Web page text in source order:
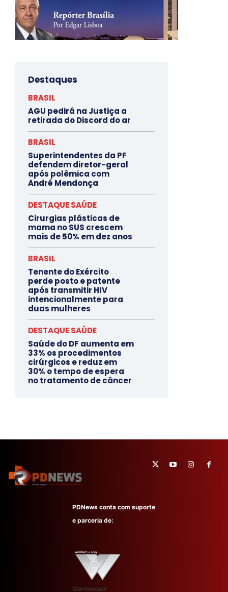
Destaques
BRASIL
AGU pedirá na Justiça a
retirada do Discord do ar
BRASIL
Superintendentes da PF
defendem diretor-geral
após polêmica com
André Mendonça
DESTAQUE SAÚDE
Cirurgias plásticas de
mama no SUS crescem
mais de 50% em dez anos
BRASIL
Tenente do Exército
perde posto e patente
após transmitir HIV
intencionalmente para
duas mulheres
DESTAQUE SAÚDE
Saúde do DF aumenta em
33% os procedimentos
cirúrgicos e reduz em
30% o tempo de espera
no tratamento de câncer
PDNews conta com suporte
e parceria de:
Mantenedor